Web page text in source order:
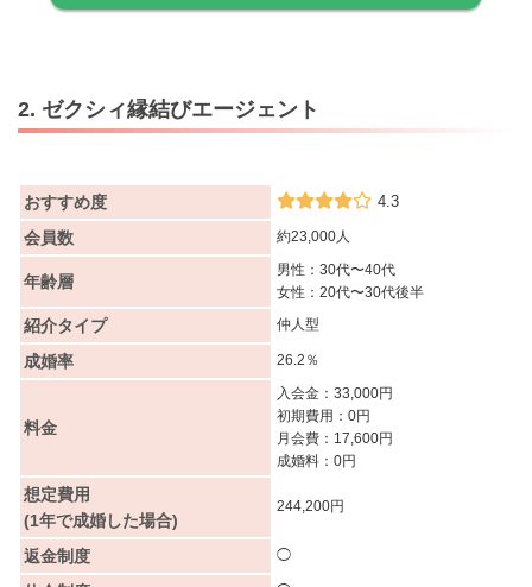
2. ゼクシィ縁結びエージェント
おすすめ度 4.3
会員数 約23,000人
年齢層
男性：30代〜40代
女性：20代〜30代後半
紹介タイプ 仲人型
成婚率 26.2％
料金
入会金：33,000円
初期費用：0円
月会費：17,600円
成婚料：0円
想定費用
(1年で成婚した場合)
244,200円
返金制度 ◯